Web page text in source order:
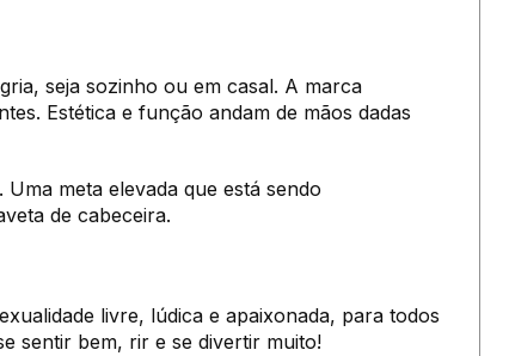
seja sozinho ou em casal. A marca
Estética e função andam de mãos dadas
meta elevada que está sendo
de cabeceira.
livre, lúdica e apaixonada, para todos
sentir bem, rir e se divertir muito!